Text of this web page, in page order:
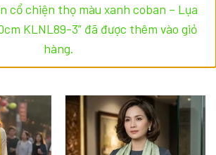
cổ chiện thọ màu xanh coban – Lụa
KLNL89-3” đã được thêm vào giỏ
hàng.